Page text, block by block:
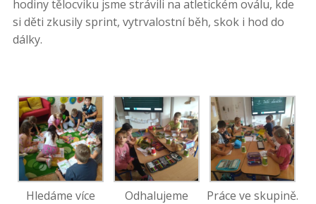
hodiny tělocviku jsme strávili na atletickém oválu, kde
si děti zkusily sprint, vytrvalostní běh, skok i hod do
dálky.
Hledáme více
Odhalujeme
Práce ve skupině.